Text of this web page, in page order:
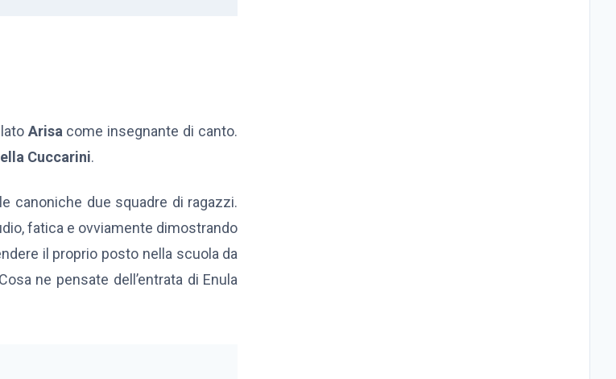
Arisacome insegnante di canto.
Cuccarini.
canoniche due squadre di ragazzi.
fatica e ovviamente dimostrando
il proprio posto nella scuola da
ne pensate dell’entrata di Enula